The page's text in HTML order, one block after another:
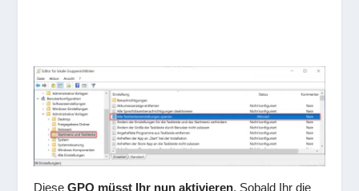
DieseGPO müsst Ihr nun aktivieren. Sobald Ihr die